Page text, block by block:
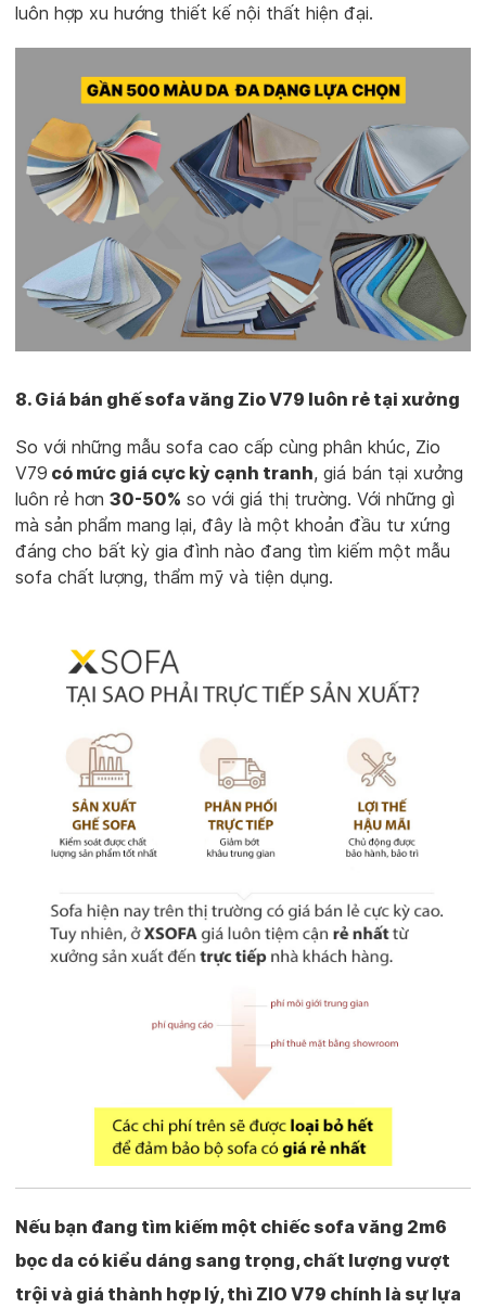
luôn hợp xu hướng thiết kế nội thất hiện đại.
8. Giá bán ghế sofa văng Zio V79 luôn rẻ tại xưởng
So với những mẫu sofa cao cấp cùng phân khúc, Zio
V79 có mức giá cực kỳ cạnh tranh, giá bán tại xưởng
luôn rẻ hơn 30-50% so với giá thị trường. Với những gì
mà sản phẩm mang lại, đây là một khoản đầu tư xứng
đáng cho bất kỳ gia đình nào đang tìm kiếm một mẫu
sofa chất lượng, thẩm mỹ và tiện dụng.
Nếu bạn đang tìm kiếm một chiếc sofa văng 2m6
bọc da có kiểu dáng sang trọng, chất lượng vượt
trội và giá thành hợp lý, thì ZIO V79 chính là sự lựa